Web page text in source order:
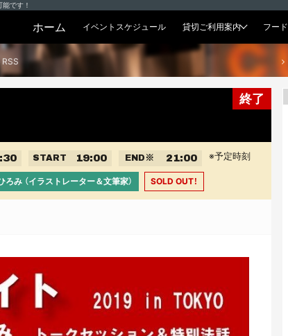
です！
ホーム イベントスケジュール 貸切ご利用案内 フード
終了
START 19:00 END ※ 21:00 ※予定時刻
み （イラストレーター＆文筆家） SOLD OUT！